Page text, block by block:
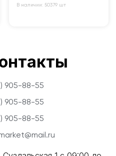
В наличии: 50379 шт
905-88-55
905-88-55
905-88-55